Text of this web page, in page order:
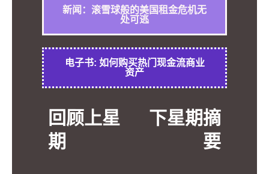
新闻：滚雪球般的美国租金危机无
处可逃
电子书: 如何购买热门现金流商业
资产
回顾上星
期
下星期摘
要